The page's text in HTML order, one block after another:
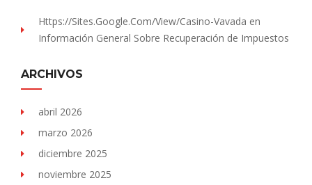
Https://sites.Google.com/view/Casino-Vavada en
Información General Sobre Recuperación de Impuestos
ARCHIVOS
abril 2026
marzo 2026
diciembre 2025
noviembre 2025